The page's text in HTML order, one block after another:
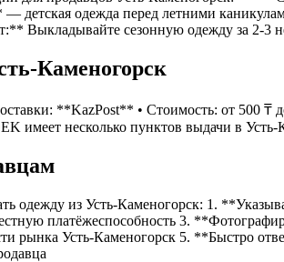
детская одежда перед летними
Выкладывайте сезонную одежду за 2-3
Каменогорск
**KazPost** • Стоимость: от 500 ₸
имеет несколько пунктов выдачи в
одежду из Усть-Каменогорск: 1.
платёжеспособность 3.
рынка Усть-Каменогорск 5. **Быстро